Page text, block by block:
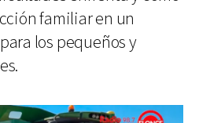
familiar en un
los pequeños y